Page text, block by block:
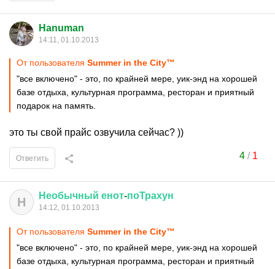
Hanuman
14:11, 01.10.2013
От пользователя Summer in the City™
"все включено" - это, по крайней мере, уик-энд на хорошей
базе отдыха, культурная программа, ресторан и приятный
подарок на память.
это ты свой прайс озвучила сейчас? ))
4/ 1
Ответить
Н Необычный енот-поТрахун
14:12, 01.10.2013
От пользователя Summer in the City™
"все включено" - это, по крайней мере, уик-энд на хорошей
базе отдыха, культурная программа, ресторан и приятный